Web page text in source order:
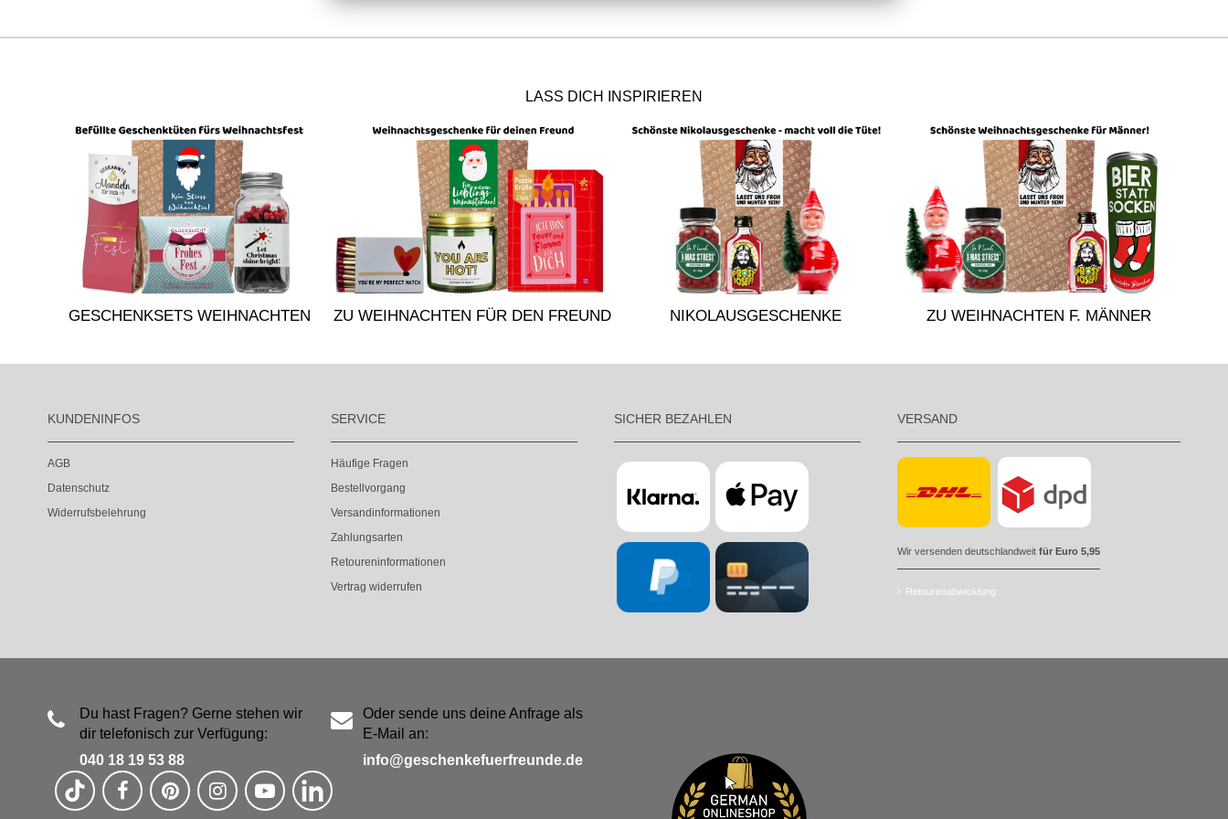
LASS DICH INSPIRIEREN
GESCHENKSETS WEIHNACHTEN ZU WEIHNACHTEN FÜR DEN FREUND NIKOLAUSGESCHENKE ZU WEIHNACHTEN F. MÄNNER
KUNDENINFOS
AGB
Datenschutz
Widerrufsbelehrung
SERVICE
Häufige Fragen
Bestellvorgang
Versandinformationen
Zahlungsarten
Retoureninformationen
Vertrag widerrufen
SICHER BEZAHLEN VERSAND
Wir versenden deutschlandweit für Euro 5,95
Retourenabwicklung
Du hast Fragen? Gerne stehen wir
dir telefonisch zur Verfügung:
040 18 19 53 88
Oder sende uns deine Anfrage als
E-Mail an:
info@geschenkefuerfreunde.de